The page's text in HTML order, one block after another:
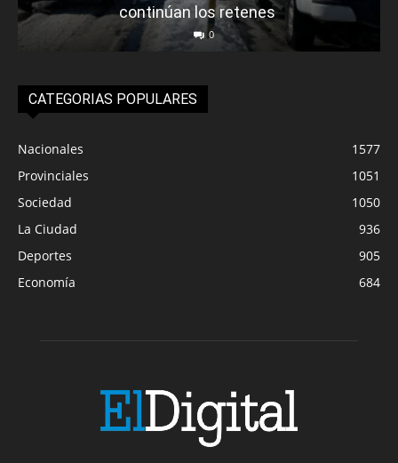
continúan los retenes
0
CATEGORIAS POPULARES
Nacionales
1577
Provinciales
1051
Sociedad
1050
La Ciudad
936
Deportes
905
Economía
684